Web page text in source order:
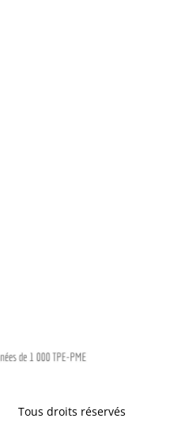
Tous droits réservés